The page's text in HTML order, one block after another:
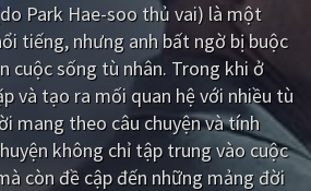
Hài hước
Khoa học - Tài liệu
Thể thao
Kỳ ảo
Park Hae-soo thủ vai) là một
tiếng, nhưng anh bất ngờ bị buộc
cuộc sống tù nhân. Trong khi ở
và tạo ra mối quan hệ với nhiều tù
mang theo câu chuyện và tính
không chỉ tập trung vào cuộc
còn đề cập đến những mảng đời